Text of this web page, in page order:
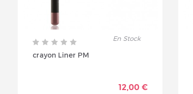
En Stock
crayon Liner PM
12,00 €